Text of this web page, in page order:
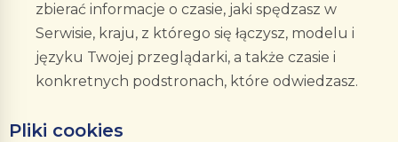
zbierać informacje o czasie, jaki spędzasz w
Serwisie, kraju, z którego się łączysz, modelu i
języku Twojej przeglądarki, a także czasie i
konkretnych podstronach, które odwiedzasz.
Pliki cookies